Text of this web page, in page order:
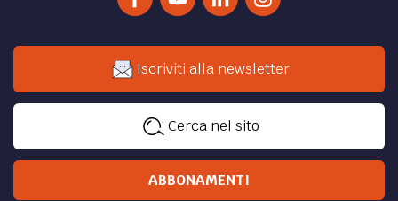
Iscriviti alla newsletter
Cerca nel sito
ABBONAMENTI